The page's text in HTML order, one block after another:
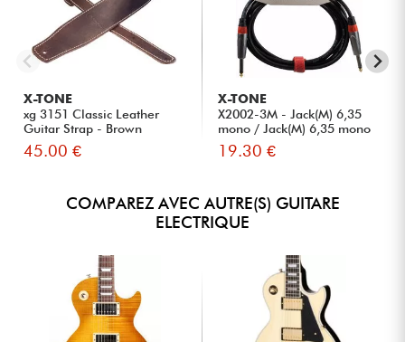
X-TONE
xg 3151 Classic Leather
Guitar Strap - Brown
45.00 €
X-TONE
X2002-3M - Jack(M) 6,35
mono / Jack(M) 6,35 mono
S...
19.30 €
COMPAREZ AVEC AUTRE(S) GUITARE
ELECTRIQUE